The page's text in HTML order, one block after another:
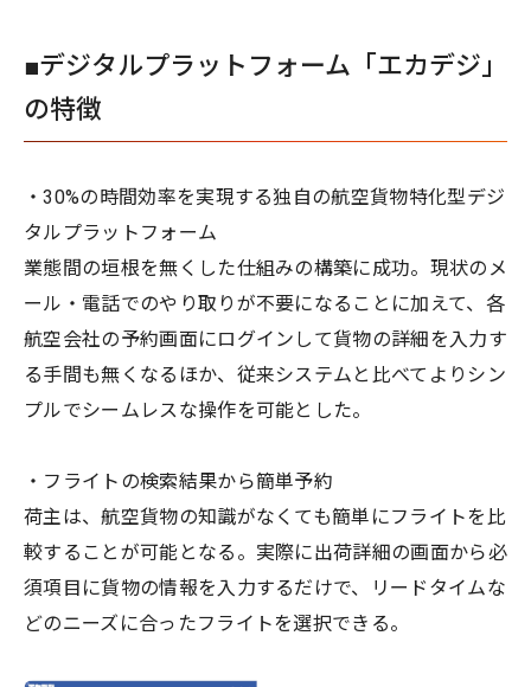
■デジタルプラットフォーム「エカデジ」
の特徴
・30%の時間効率を実現する独自の航空貨物特化型デジ
タルプラットフォーム
業態間の垣根を無くした仕組みの構築に成功。現状のメ
ール・電話でのやり取りが不要になることに加えて、各
航空会社の予約画面にログインして貨物の詳細を入力す
る手間も無くなるほか、従来システムと比べてよりシン
プルでシームレスな操作を可能とした。
・フライトの検索結果から簡単予約
荷主は、航空貨物の知識がなくても簡単にフライトを比
較することが可能となる​。実際に出荷詳細の画面から必
須項目に貨物の情報を入力するだけで、リードタイムな
どのニーズに合ったフライトを選択できる。